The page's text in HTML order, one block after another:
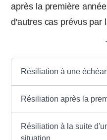
après la première
d'autres cas prévus par
Résiliation à une
Résiliation après la
Résiliation à la suite
situation